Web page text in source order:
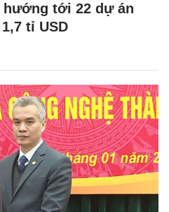
hướng tới 22 dự án
tỉ USD